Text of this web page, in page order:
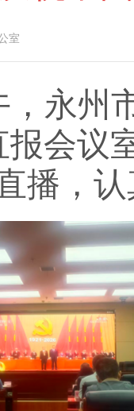
室
，永州
会议
播，